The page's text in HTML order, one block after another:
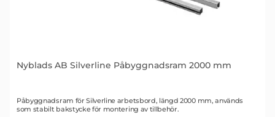
Nyblads AB Silverline Påbyggnadsram 2000 mm
Art. nr 1563
Påbyggnadsram för Silverline arbetsbord, längd 2000 mm, används
som stabilt bakstycke för montering av tillbehör.